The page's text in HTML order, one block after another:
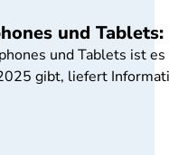
und
und Tablets ist
gibt, liefert